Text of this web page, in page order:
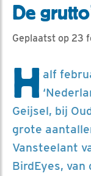
De
Geplaatst op 23
H alf
Geijsel, bij
grote
Vansteelant
BirdEyes,